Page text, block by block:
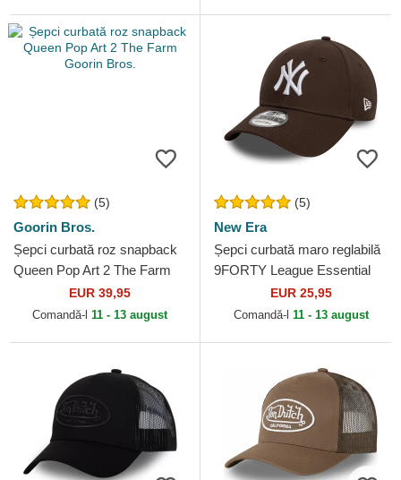
(5)
Goorin Bros.
Șepci curbată roz snapback
Queen Pop Art 2 The Farm
Goorin Bros.EUR 39,95
Comandă-l 11 - 13 august
(5)
New Era
Șepci curbată maro reglabilă
9FORTY League Essential
de New York Yankees MLB
de New Era
EUR 25,95
Comandă-l 11 - 13 august